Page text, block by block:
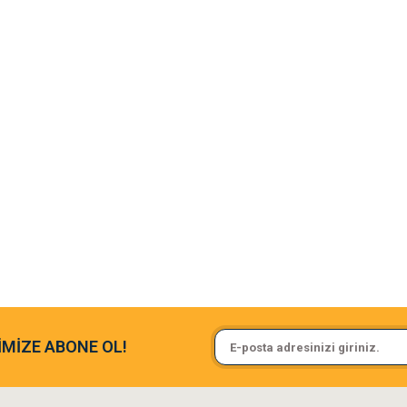
ve paketlemesine bayıldım
Sa**** On******
Pamuk için aradığım tüm
ABONE OL!